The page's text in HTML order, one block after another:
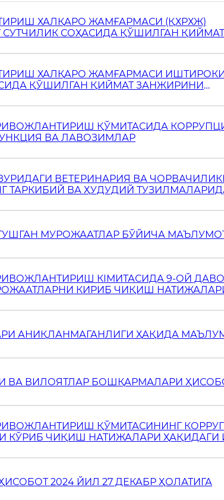
ХАЛҚАРО ЖАМҒАРМАСИ (ҚХРХЖ)
СОҲАСИДА ҚЎШИЛГАН ҚИЙМАТ
ХАЛҚАРО ЖАМҒАРМАСИ
ҚЎШИЛГАН ҚИЙМАТ ЗАНЖИРИНИ
ҚЎМИТАСИДА
ВА ЛАВОЗИМЛАР
ВЕТЕРИНАРИЯ ВА
ТАРКИБИЙ ВА ҲУДУДИЙ
МУРОЖААТЛАР БЎЙИЧА
КIМИТАСИДА 9-ОЙ
КИРИБ ЧИҚИШ
АНИҚЛАНМАГАНЛИГИ ҲАҚИДА
ВА ВИЛОЯТЛАР БОШҚАРМАЛАРИ
ҚЎМИТАСИНИНГ
КЎРИБ ЧИҚИШ НАТИЖАЛАРИ ҲАҚИДАГИ
2024 ЙИЛ 27 ДЕКАБР ҲОЛАТИГА